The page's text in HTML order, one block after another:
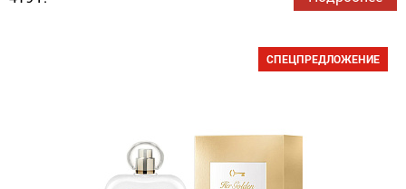
СПЕЦПРЕДЛОЖЕНИЕ